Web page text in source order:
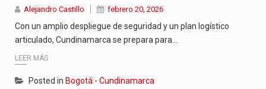
Alejandro Castillo febrero 20, 2026
Con un amplio despliegue de seguridad y un plan logístico
articulado, Cundinamarca se prepara para…
LEER MÁS
Posted in Bogotá - Cundinamarca